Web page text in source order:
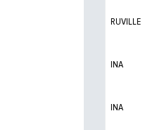
RUVILLE
INA
INA